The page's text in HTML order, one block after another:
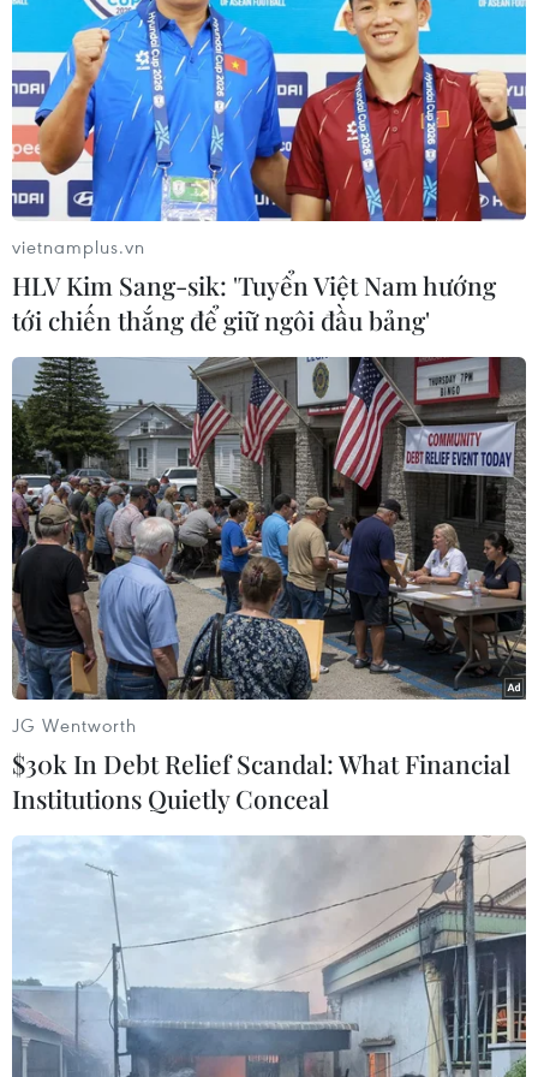
đuốc Olympic.
Lễ khai mạc Olympic Bắc Kinh 2022: Đơn
giản nhưng ấn tượng
04/02/2022 14:19
Dù được tối giản do đại dịch COVID-19 nhưng sự kiện
vẫn khiến khán giả “mãn nhãn” với những màn biểu
diễn nghệ thuật được dàn dựng kỳ công dưới sự chỉ
đạo nghệ thuật tài ba của Trương Nghệ Mưu.
vietnamplus.vn
HLV Kim Sang-sik: 'Tuyển Việt Nam hướng
tới chiến thắng để giữ ngôi đầu bảng'
JG Wentworth
$30k In Debt Relief Scandal: What Financial
Institutions Quietly Conceal